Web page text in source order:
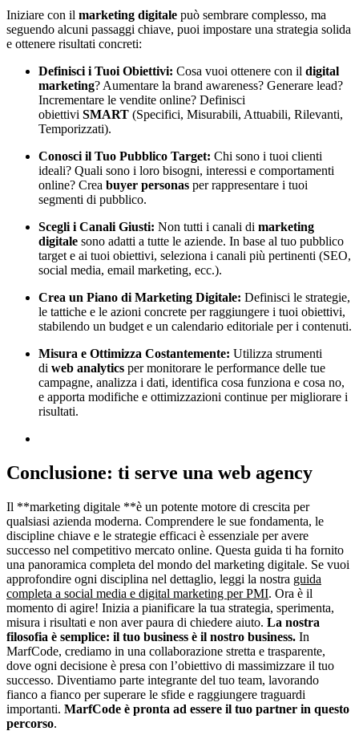
Iniziare con il marketing digitale può sembrare complesso, ma
seguendo alcuni passaggi chiave, puoi impostare una strategia solida
e ottenere risultati concreti:
Definisci i Tuoi Obiettivi: Cosa vuoi ottenere con il digital
marketing? Aumentare la brand awareness? Generare lead?
Incrementare le vendite online? Definisci
obiettivi SMART (Specifici, Misurabili, Attuabili, Rilevanti,
Temporizzati).
Conosci il Tuo Pubblico Target: Chi sono i tuoi clienti
ideali? Quali sono i loro bisogni, interessi e comportamenti
online? Crea buyer personas per rappresentare i tuoi
segmenti di pubblico.
Scegli i Canali Giusti: Non tutti i canali di marketing
digitale sono adatti a tutte le aziende. In base al tuo pubblico
target e ai tuoi obiettivi, seleziona i canali più pertinenti (SEO,
social media, email marketing, ecc.).
Crea un Piano di Marketing Digitale: Definisci le strategie,
le tattiche e le azioni concrete per raggiungere i tuoi obiettivi,
stabilendo un budget e un calendario editoriale per i contenuti.
Misura e Ottimizza Costantemente: Utilizza strumenti
di web analytics per monitorare le performance delle tue
campagne, analizza i dati, identifica cosa funziona e cosa no,
e apporta modifiche e ottimizzazioni continue per migliorare i
risultati.
Conclusione: ti serve una web agency
Il **marketing digitale **è un potente motore di crescita per
qualsiasi azienda moderna. Comprendere le sue fondamenta, le
discipline chiave e le strategie efficaci è essenziale per avere
successo nel competitivo mercato online. Questa guida ti ha fornito
una panoramica completa del mondo del marketing digitale. Se vuoi
approfondire ogni disciplina nel dettaglio, leggi la nostra guida
completa a social media e digital marketing per PMI. Ora è il
momento di agire! Inizia a pianificare la tua strategia, sperimenta,
misura i risultati e non aver paura di chiedere aiuto. La nostra
filosofia è semplice: il tuo business è il nostro business. In
MarfCode, crediamo in una collaborazione stretta e trasparente,
dove ogni decisione è presa con l’obiettivo di massimizzare il tuo
successo. Diventiamo parte integrante del tuo team, lavorando
fianco a fianco per superare le sfide e raggiungere traguardi
importanti. MarfCode è pronta ad essere il tuo partner in questo
percorso.